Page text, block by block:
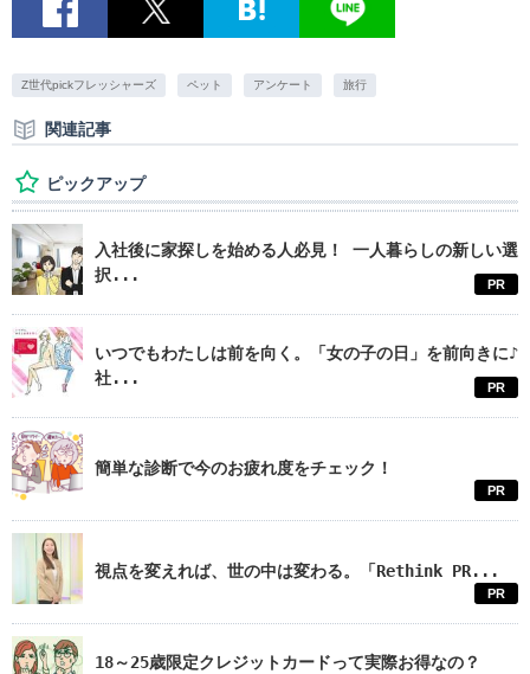
Z世代pickフレッシャーズ ペット アンケート 旅行
関連記事
ピックアップ
入社後に家探しを始める人必見！ 一人暮らしの新しい選
択...
PR
いつでもわたしは前を向く。「女の子の日」を前向きに♪
社...
PR
簡単な診断で今のお疲れ度をチェック！
PR
視点を変えれば、世の中は変わる。「Rethink PR...
PR
18～25歳限定クレジットカードって実際お得なの？